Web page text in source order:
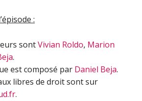
:
sontVivian Roldo, Marion
.
est composé par Daniel Beja.
libres de droit sont sur
.